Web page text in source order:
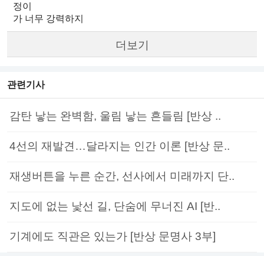
정이
가 너무 강력하지
더보기
관련기사
감탄 낳는 완벽함, 울림 낳는 흔들림 [반상 ..
4선의 재발견…달라지는 인간 이론 [반상 문..
재생버튼을 누른 순간, 선사에서 미래까지 단..
지도에 없는 낯선 길, 단숨에 무너진 AI [반..
기계에도 직관은 있는가 [반상 문명사 3부]